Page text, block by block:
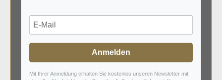
Anmelden
Mit Ihrer Anmeldung erhalten Sie kostenlos unseren Newsletter mit